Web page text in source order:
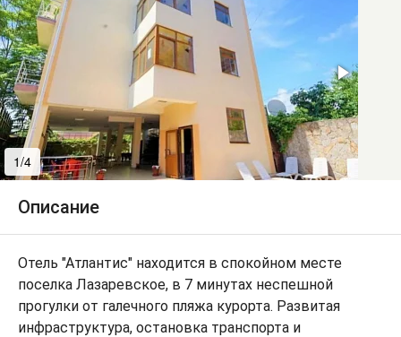
1/4
Описание
Отель "Атлантис" находится в спокойном месте
поселка Лазаревское, в 7 минутах неспешной
прогулки от галечного пляжа курорта. Развитая
инфраструктура, остановка транспорта и